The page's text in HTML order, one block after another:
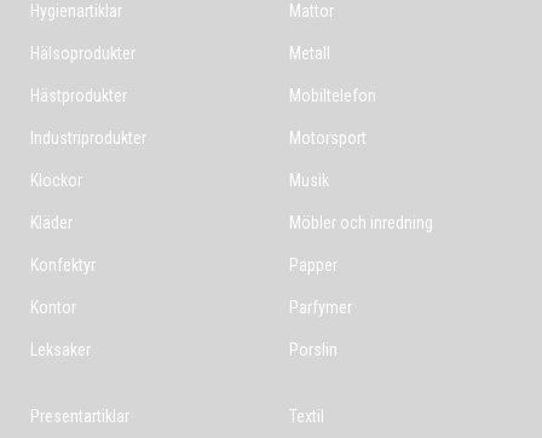
Hygienartiklar
Hälsoprodukter
Hästprodukter
Industriprodukter
Klockor
Kläder
Konfektyr
Kontor
Leksaker
Mattor
Metall
Mobiltelefon
Motorsport
Musik
Möbler och inredning
Papper
Parfymer
Porslin
Presentartiklar Textil